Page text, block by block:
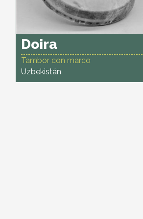
Doira
Tambor con marco
Uzbekistán